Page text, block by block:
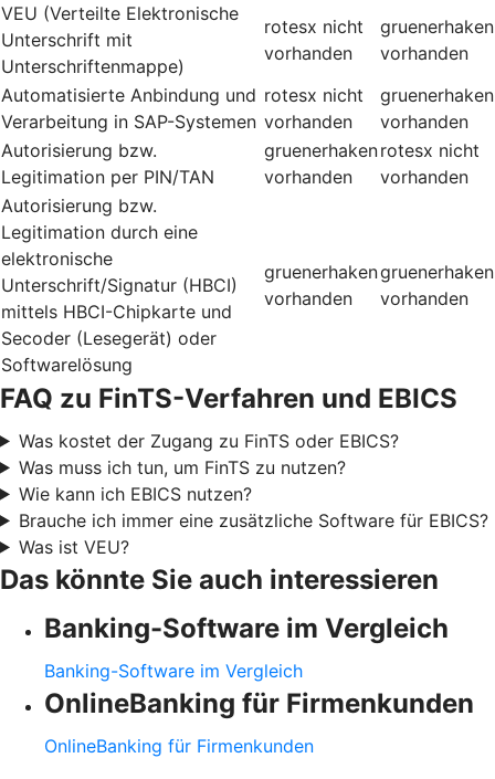
VEU (Verteilte Elektronische
Unterschrift mit
Unterschriftenmappe)
rotesx nicht
vorhanden
gruenerhaken
vorhanden
Automatisierte Anbindung und
Verarbeitung in SAP-Systemen
rotesx nicht
vorhanden
gruenerhaken
vorhanden
Autorisierung bzw.
Legitimation per PIN/TAN
gruenerhaken
vorhanden
rotesx nicht
vorhanden
Autorisierung bzw.
Legitimation durch eine
elektronische
Unterschrift/Signatur (HBCI)
mittels HBCI-Chipkarte und
Secoder (Lesegerät) oder
Softwarelösung
gruenerhaken
vorhanden
gruenerhaken
vorhanden
FAQ zu FinTS-Verfahren und EBICS
Was kostet der Zugang zu FinTS oder EBICS?
Was muss ich tun, um FinTS zu nutzen?
Wie kann ich EBICS nutzen?
Brauche ich immer eine zusätzliche Software für EBICS?
Was ist VEU?
Das könnte Sie auch interessieren
Banking-Software im Vergleich
Banking-Software im Vergleich
OnlineBanking für Firmenkunden
OnlineBanking für Firmenkunden